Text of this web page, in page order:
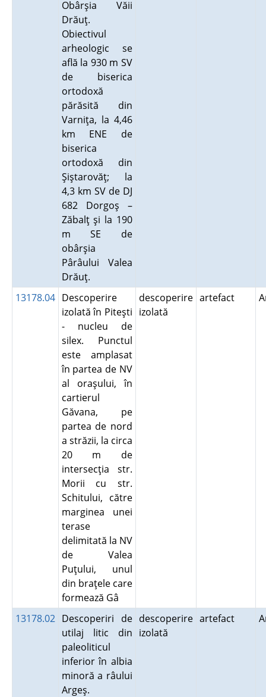
Obârşia Văii
Drăuţ.
Obiectivul
arheologic se
află la 930 m SV
de biserica
ortodoxă
părăsită din
Varniţa, la 4,46
km ENE de
biserica
ortodoxă din
Şiştarovăţ; la
4,3 km SV de DJ
682 Dorgoş –
Zăbalţ şi la 190
m SE de
obârşia
Pârâului Valea
Drăuţ.
13178.04 Descoperire
izolată în Piteşti
- nucleu de
silex. Punctul
este amplasat
în partea de NV
al oraşului, în
cartierul
Găvana, pe
partea de nord
a străzii, la circa
20 m de
intersecţia str.
Morii cu str.
Schitului, către
marginea unei
terase
delimitată la NV
de Valea
Puţului, unul
din braţele care
formează Gâ
descoperire
izolată
artefact
13178.02 Descoperiri de
utilaj litic din
paleoliticul
inferior în albia
minoră a râului
Argeş.
descoperire
izolată
artefact